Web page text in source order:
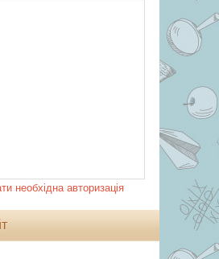
необхідна авторизація